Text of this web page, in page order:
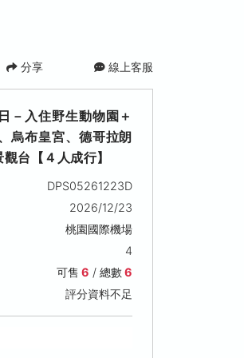
售價: NT$ 46,800
分享 線上客服
－入住野生動物園＋
烏布皇宮、德哥拉朗
台【４人成行】
DPS05261223D
2026/12/23
桃園國際機場
4
可售 6 / 總數6
評分資料不足